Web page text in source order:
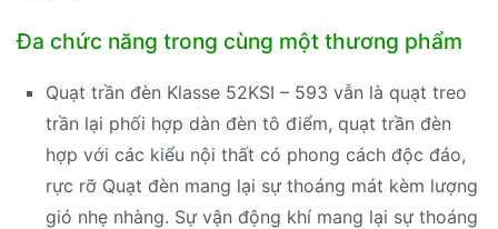
Đa chức năng trong cùng một thương phẩm
Quạt trần đèn Klasse 52KSI – 593 vẫn là quạt treo
trần lại phối hợp dàn đèn tô điểm, quạt trần đèn
hợp với các kiểu nội thất có phong cách độc đáo,
rực rỡ Quạt đèn mang lại sự thoáng mát kèm lượng
gió nhẹ nhàng. Sự vận động khí mang lại sự thoáng